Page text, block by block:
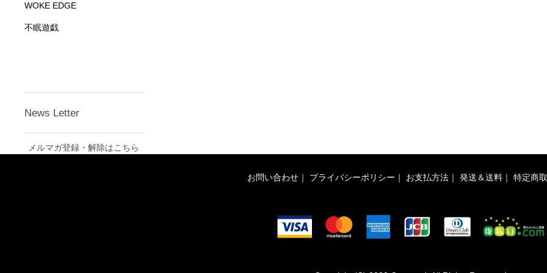
WOKE EDGE
不眠遊戯
News Letter
メルマガ登録・解除はこちら
お問い合わせ ｜ プライバシーポリシー ｜ お支払方法 ｜ 発送＆送料 ｜ 特定商